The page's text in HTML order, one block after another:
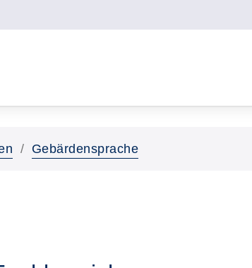
Gebärdensprache